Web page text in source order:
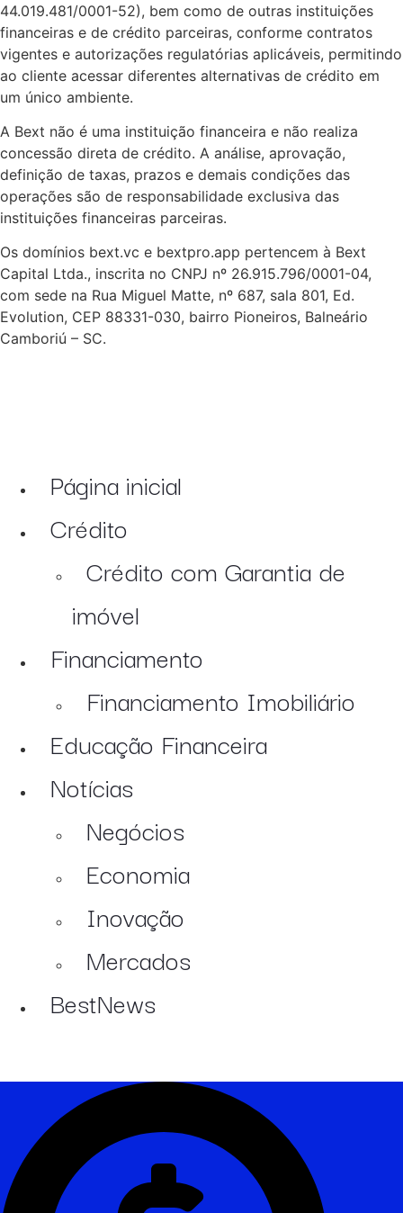
44.019.481/0001-52), bem como de outras instituições
financeiras e de crédito parceiras, conforme contratos
vigentes e autorizações regulatórias aplicáveis, permitindo
ao cliente acessar diferentes alternativas de crédito em
um único ambiente.
A Bext não é uma instituição financeira e não realiza
concessão direta de crédito. A análise, aprovação,
definição de taxas, prazos e demais condições das
operações são de responsabilidade exclusiva das
instituições financeiras parceiras.
Os domínios bext.vc e bextpro.app pertencem à Bext
Capital Ltda., inscrita no CNPJ nº 26.915.796/0001-04,
com sede na Rua Miguel Matte, nº 687, sala 801, Ed.
Evolution, CEP 88331-030, bairro Pioneiros, Balneário
Camboriú – SC.
Página inicial
Crédito
Crédito com Garantia de
imóvel
Financiamento
Financiamento Imobiliário
Educação Financeira
Notícias
Negócios
Economia
Inovação
Mercados
BestNews